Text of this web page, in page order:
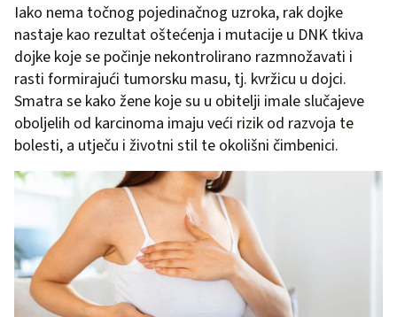
Iako nema točnog pojedinačnog uzroka, rak dojke
nastaje kao rezultat oštećenja i mutacije u DNK tkiva
dojke koje se počinje nekontrolirano razmnožavati i
rasti formirajući tumorsku masu, tj. kvržicu u dojci.
Smatra se kako žene koje su u obitelji imale slučajeve
oboljelih od karcinoma imaju veći rizik od razvoja te
bolesti, a utječu i životni stil te okolišni čimbenici.